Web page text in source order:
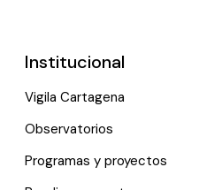
Institucional
Vigila Cartagena
Observatorios
Programas y proyectos